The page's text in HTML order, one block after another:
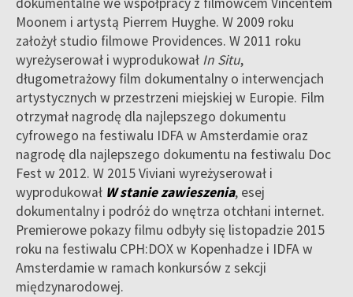
Moonem i artystą Pierrem Huyghe. W 2009 roku
założył studio filmowe Providences. W 2011 roku
wyreżyserował i wyprodukował In Situ,
długometrażowy film dokumentalny o interwencjach
artystycznych w przestrzeni miejskiej w Europie. Film
otrzymał nagrodę dla najlepszego dokumentu
cyfrowego na festiwalu IDFA w Amsterdamie oraz
nagrodę dla najlepszego dokumentu na festiwalu Doc
Fest w 2012. W 2015 Viviani wyreżyserował i
wyprodukował W stanie zawieszenia, esej
dokumentalny i podróż do wnętrza otchłani internet.
Premierowe pokazy filmu odbyły się listopadzie 2015
roku na festiwalu CPH:DOX w Kopenhadze i IDFA w
Amsterdamie w ramach konkursów z sekcji
międzynarodowej.